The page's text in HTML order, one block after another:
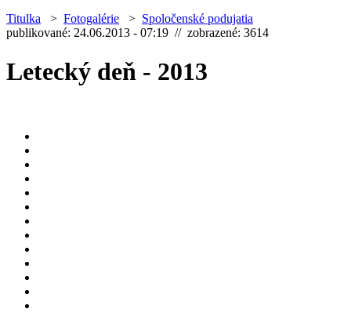
Titulka > Fotogalérie > Spoločenské podujatia
publikované: 24.06.2013 - 07:19 // zobrazené: 3614
Letecký deň - 2013